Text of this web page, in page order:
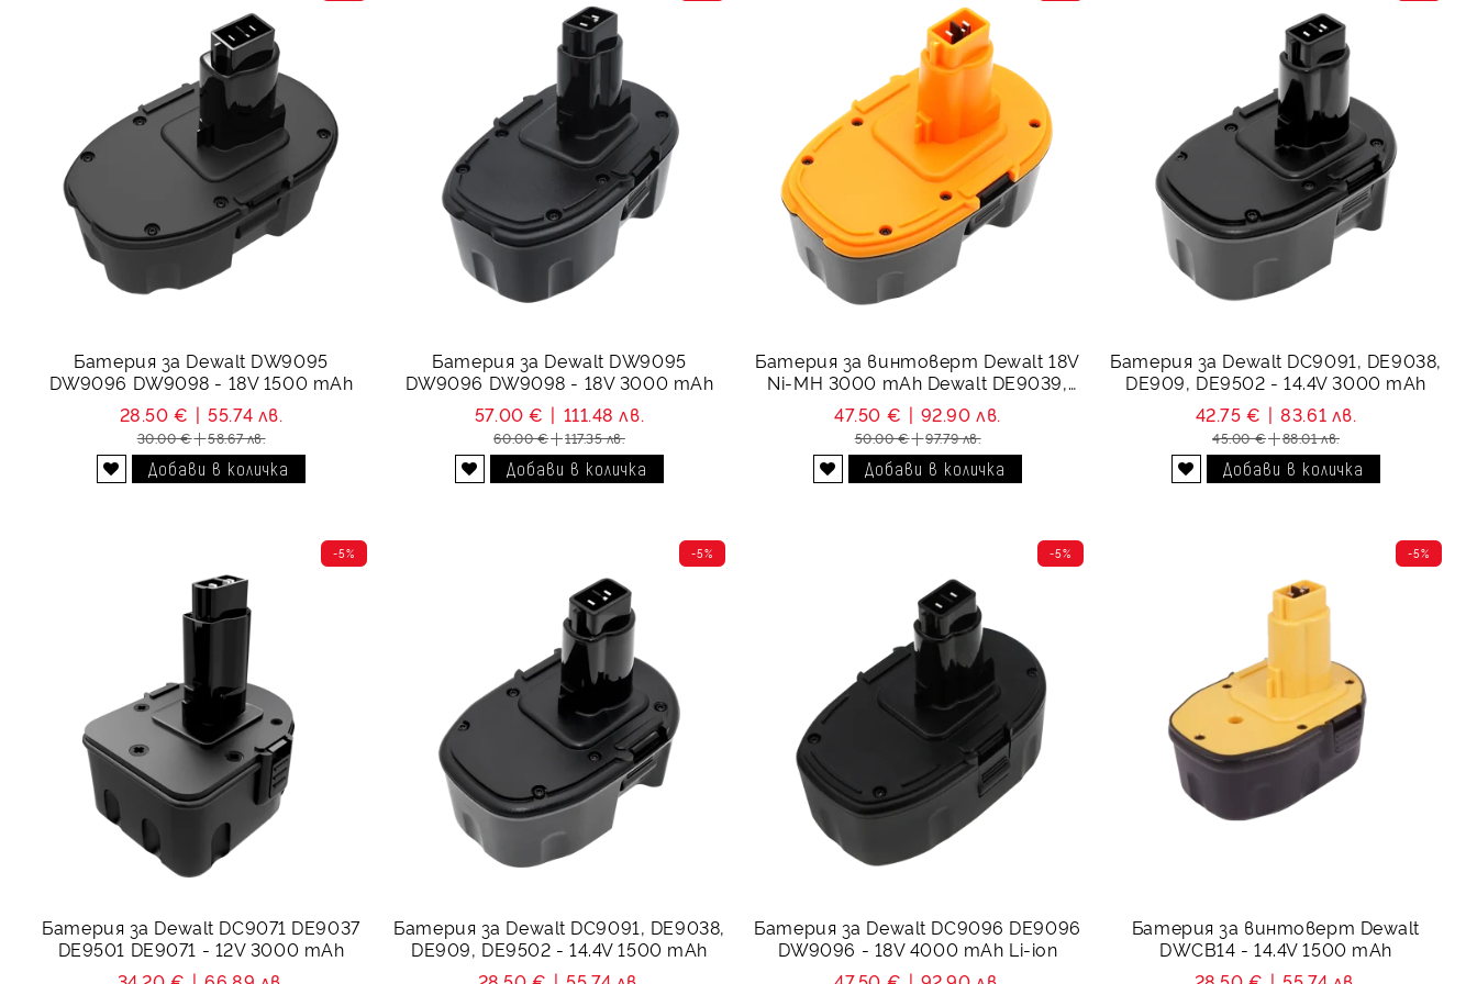
Батерия за Dewalt DW9095
DW9096 DW9098 - 18V 1500 mAh
28.50 € 55.74 лв.
30.00 € 58.67 лв.
Батерия за Dewalt DW9095
DW9096 DW9098 - 18V 3000 mAh
57.00 € 111.48 лв.
60.00 € 117.35 лв.
Батерия за винтоверт Dewalt 18V
Ni-MH 3000 mAh Dewalt DE9039,
DW9096
47.50 € 92.90 лв.
50.00 € 97.79 лв.
Батерия за Dewalt DC9091, DE9038,
DE909, DE9502 - 14.4V 3000 mAh
42.75 € 83.61 лв.
45.00 € 88.01 лв.
Батерия за Dewalt DC9071 DE9037
DE9501 DE9071 - 12V 3000 mAh
-5%
Батерия за Dewalt DC9091, DE9038,
DE909, DE9502 - 14.4V 1500 mAh
-5%
Батерия за Dewalt DC9096 DE9096
DW9096 - 18V 4000 mAh Li-ion
-5%
Батерия за винтоверт Dewalt
DWCB14 - 14.4V 1500 mAh
-5%